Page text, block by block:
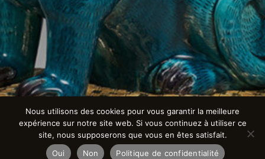
Nous utilisons des cookies pour vous garantir la meilleure
expérience sur notre site web. Si vous continuez à utiliser ce
site, nous supposerons que vous en êtes satisfait.
Oui
Non Politique de confidentialité